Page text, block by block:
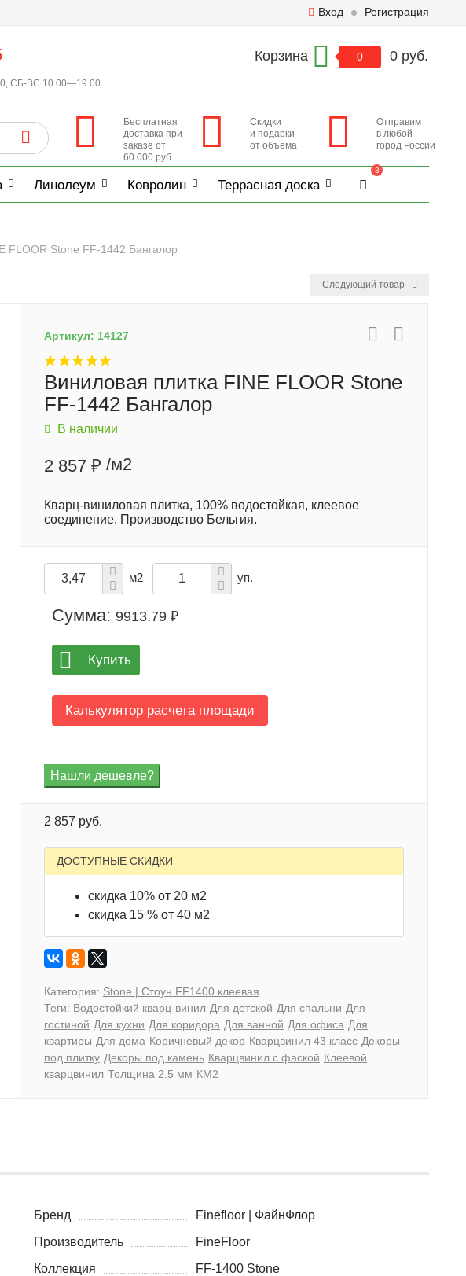
Вход Регистрация
СБ-ВС 10.00—19.00
Корзина 0 0 руб.
Бесплатная
доставка при
заказе от
60 000 руб.
Скидки
и подарки
от объема
Отправим
в любой
город России
Линолеум Ковролин Террасная доска
3
FLOOR Stone FF-1442 Бангалор
Следующий товар
Артикул: 14127
Виниловая плитка FINE FLOOR Stone
FF-1442 Бангалор
В наличии
2 857 ₽ /м2
Кварц-виниловая плитка, 100% водостойкая, клеевое
соединение. Производство Бельгия.
м2 уп.
Сумма: 9913.79 ₽
Купить
Калькулятор расчета площади
2 857 руб.
ДОСТУПНЫЕ СКИДКИ
скидка 10% от 20 м2
скидка 15 % от 40 м2
Категория: Stone | Стоун FF1400 клеевая
Теги: Водостойкий кварц-винил Для детской Для спальни Для
гостиной Для кухни Для коридора Для ванной Для офиса Для
квартиры Для дома Коричневый декор Кварцвинил 43 класс Декоры
под плитку Декоры под камень Кварцвинил с фаской Клеевой
кварцвинил Толщина 2.5 мм КМ2
Бренд
Finefloor | ФайнФлор
Производитель
FineFloor
Коллекция
FF-1400 Stone